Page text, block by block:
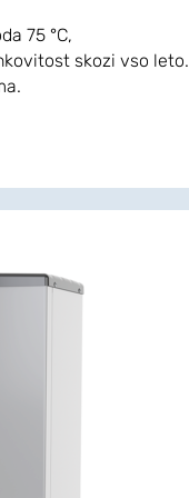
75 °C,
skozi vso leto.